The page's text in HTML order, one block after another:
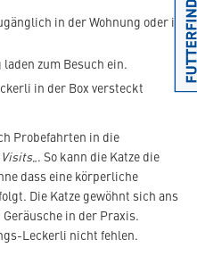
in der Wohnung oder im
laden zum Besuch ein.
in der Box versteckt
Probefahrten in die
„. So kann die Katze die
dass eine körperliche
Die Katze gewöhnt sich ans
in der Praxis.
Leckerli nicht fehlen.